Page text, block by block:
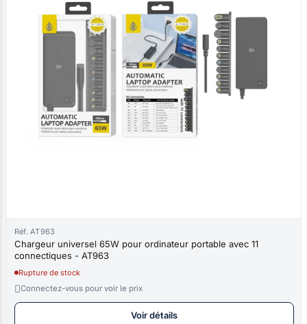
Réf. AT963
Chargeur universel 65W pour ordinateur portable avec 11
connectiques - AT963
Rupture de stock
Connectez-vous pour voir le prix
Voir détails